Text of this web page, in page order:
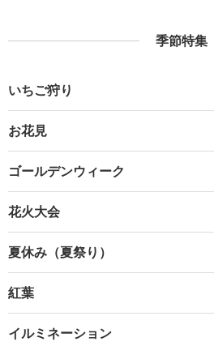
季節特集
いちご狩り
お花見
ゴールデンウィーク
花火大会
夏休み（夏祭り）
紅葉
イルミネーション